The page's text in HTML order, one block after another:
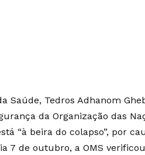
Saúde, Tedros Adhanom
da Organização das
“à beira do colapso”, por
7 de outubro, a OMS